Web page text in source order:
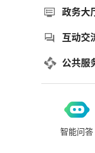
政务大
互动交
公共服
智能问答